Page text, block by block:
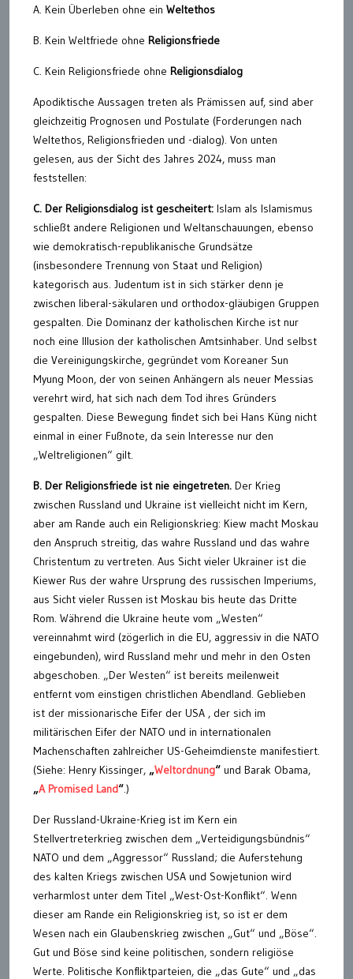
A. Kein Überleben ohne ein Weltethos
B. Kein Weltfriede ohne Religionsfriede
C. Kein Religionsfriede ohne Religionsdialog
Apodiktische Aussagen treten als Prämissen auf, sind aber
gleichzeitig Prognosen und Postulate (Forderungen nach
Weltethos, Religionsfrieden und -dialog). Von unten
gelesen, aus der Sicht des Jahres 2024, muss man
feststellen:
C. Der Religionsdialog ist gescheitert: Islam als Islamismus
schließt andere Religionen und Weltanschauungen, ebenso
wie demokratisch-republikanische Grundsätze
(insbesondere Trennung von Staat und Religion)
kategorisch aus. Judentum ist in sich stärker denn je
zwischen liberal-säkularen und orthodox-gläubigen Gruppen
gespalten. Die Dominanz der katholischen Kirche ist nur
noch eine Illusion der katholischen Amtsinhaber. Und selbst
die Vereinigungskirche, gegründet vom Koreaner Sun
Myung Moon, der von seinen Anhängern als neuer Messias
verehrt wird, hat sich nach dem Tod ihres Gründers
gespalten. Diese Bewegung findet sich bei Hans Küng nicht
einmal in einer Fußnote, da sein Interesse nur den
„Weltreligionen“ gilt.
B. Der Religionsfriede ist nie eingetreten. Der Krieg
zwischen Russland und Ukraine ist vielleicht nicht im Kern,
aber am Rande auch ein Religionskrieg: Kiew macht Moskau
den Anspruch streitig, das wahre Russland und das wahre
Christentum zu vertreten. Aus Sicht vieler Ukrainer ist die
Kiewer Rus der wahre Ursprung des russischen Imperiums,
aus Sicht vieler Russen ist Moskau bis heute das Dritte
Rom. Während die Ukraine heute vom „Westen“
vereinnahmt wird (zögerlich in die EU, aggressiv in die NATO
eingebunden), wird Russland mehr und mehr in den Osten
abgeschoben. „Der Westen“ ist bereits meilenweit
entfernt vom einstigen christlichen Abendland. Geblieben
ist der missionarische Eifer der USA , der sich im
militärischen Eifer der NATO und in internationalen
Machenschaften zahlreicher US-Geheimdienste manifestiert.
(Siehe: Henry Kissinger, „Weltordnung“ und Barak Obama,
„A Promised Land“.)
Der Russland-Ukraine-Krieg ist im Kern ein
Stellvertreterkrieg zwischen dem „Verteidigungsbündnis“
NATO und dem „Aggressor“ Russland; die Auferstehung
des kalten Kriegs zwischen USA und Sowjetunion wird
verharmlost unter dem Titel „West-Ost-Konflikt“. Wenn
dieser am Rande ein Religionskrieg ist, so ist er dem
Wesen nach ein Glaubenskrieg zwischen „Gut“ und „Böse“.
Gut und Böse sind keine politischen, sondern religiöse
Werte. Politische Konfliktparteien, die „das Gute“ und „das